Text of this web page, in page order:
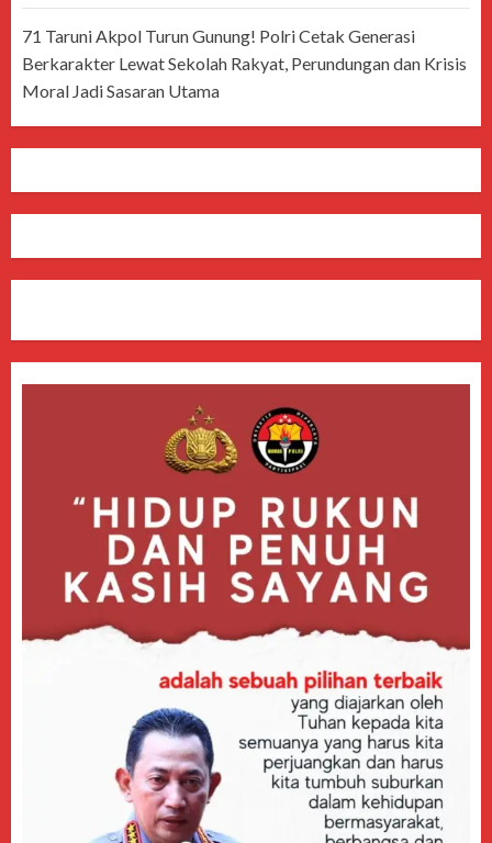
71 Taruni Akpol Turun Gunung! Polri Cetak Generasi
Berkarakter Lewat Sekolah Rakyat, Perundungan dan Krisis
Moral Jadi Sasaran Utama